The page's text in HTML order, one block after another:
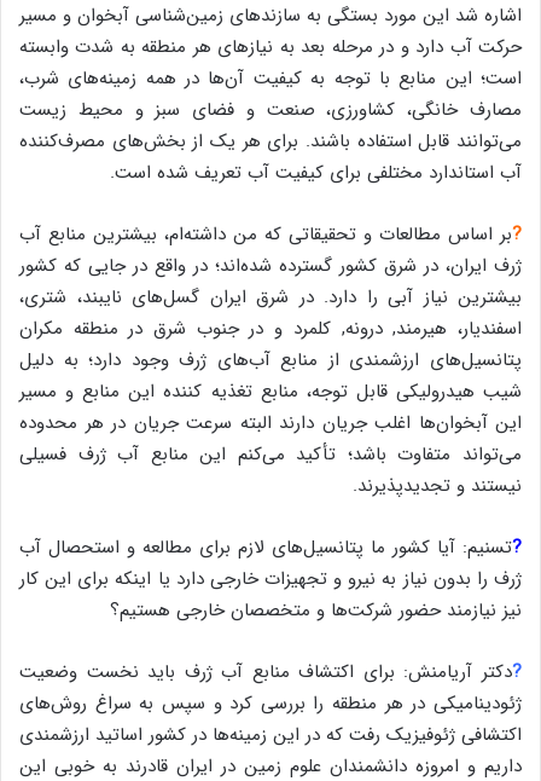
اشاره شد این مورد بستگی به سازندهای زمین‌شناسی آبخوان و مسیر
حرکت آب دارد و در مرحله بعد به نیازهای هر منطقه به شدت وابسته
است؛ این منابع با توجه به کیفیت آن‌ها در همه زمینه‌های شرب،
مصارف خانگی، کشاورزی، صنعت و فضای سبز و محیط زیست
می‌توانند قابل استفاده باشند. برای هر یک از بخش‌های مصرف‌کننده
آب استاندارد مختلفی برای کیفیت آب تعریف شده است.
?بر اساس مطالعات و تحقیقاتی که من داشته‌ام، بیشترین منابع آب
ژرف ایران، در شرق کشور گسترده شده‌اند؛ در واقع در جایی که کشور
بیشترین نیاز آبی را دارد. در شرق ایران گسل‌های نایبند، شتری،
اسفندیار، هیرمند, درونه, کلمرد و در جنوب شرق در منطقه مکران
پتانسیل‌های ارزشمندی از منابع آب‌های ژرف وجود دارد؛ به دلیل
شیب هیدرولیکی قابل توجه، منابع تغذیه کننده این منابع و مسیر
این آبخوان‌ها اغلب جریان دارند البته سرعت جریان در هر محدوده
می‌تواند متفاوت باشد؛ تأکید می‌کنم این منابع آب ژرف فسیلی
نیستند و تجدیدپذیرند.
?تسنیم: آیا کشور ما پتانسیل‌های لازم برای مطالعه و استحصال آب
ژرف را بدون نیاز به نیرو و تجهیزات خارجی دارد یا اینکه برای این کار
نیز نیازمند حضور شرکت‌ها و متخصصان خارجی هستیم؟
?دکتر آریامنش‌: برای اکتشاف منابع آب ژرف باید نخست وضعیت
ژئودینامیکی در هر منطقه را بررسی کرد و سپس به سراغ روش‌های
اکتشافی ژئوفیزیک رفت که در این زمینه‌ها در کشور اساتید ارزشمندی
داریم و امروزه دانشمندان علوم زمین در ایران قادرند به خوبی این